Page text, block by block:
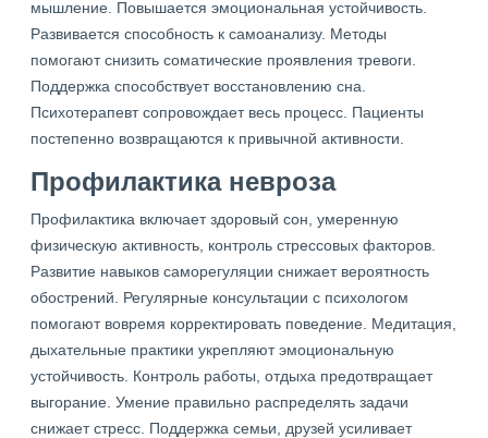
мышление. Повышается эмоциональная устойчивость.
Развивается способность к самоанализу. Методы
помогают снизить соматические проявления тревоги.
Поддержка способствует восстановлению сна.
Психотерапевт сопровождает весь процесс. Пациенты
постепенно возвращаются к привычной активности.
Профилактика невроза
Профилактика включает здоровый сон, умеренную
физическую активность, контроль стрессовых факторов.
Развитие навыков саморегуляции снижает вероятность
обострений. Регулярные консультации с психологом
помогают вовремя корректировать поведение. Медитация,
дыхательные практики укрепляют эмоциональную
устойчивость. Контроль работы, отдыха предотвращает
выгорание. Умение правильно распределять задачи
снижает стресс. Поддержка семьи, друзей усиливает